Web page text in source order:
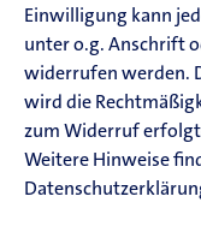
Einwilligung kann
unter o.g. Anschrift
widerrufen werden.
wird die
zum Widerruf
Weitere Hinweise